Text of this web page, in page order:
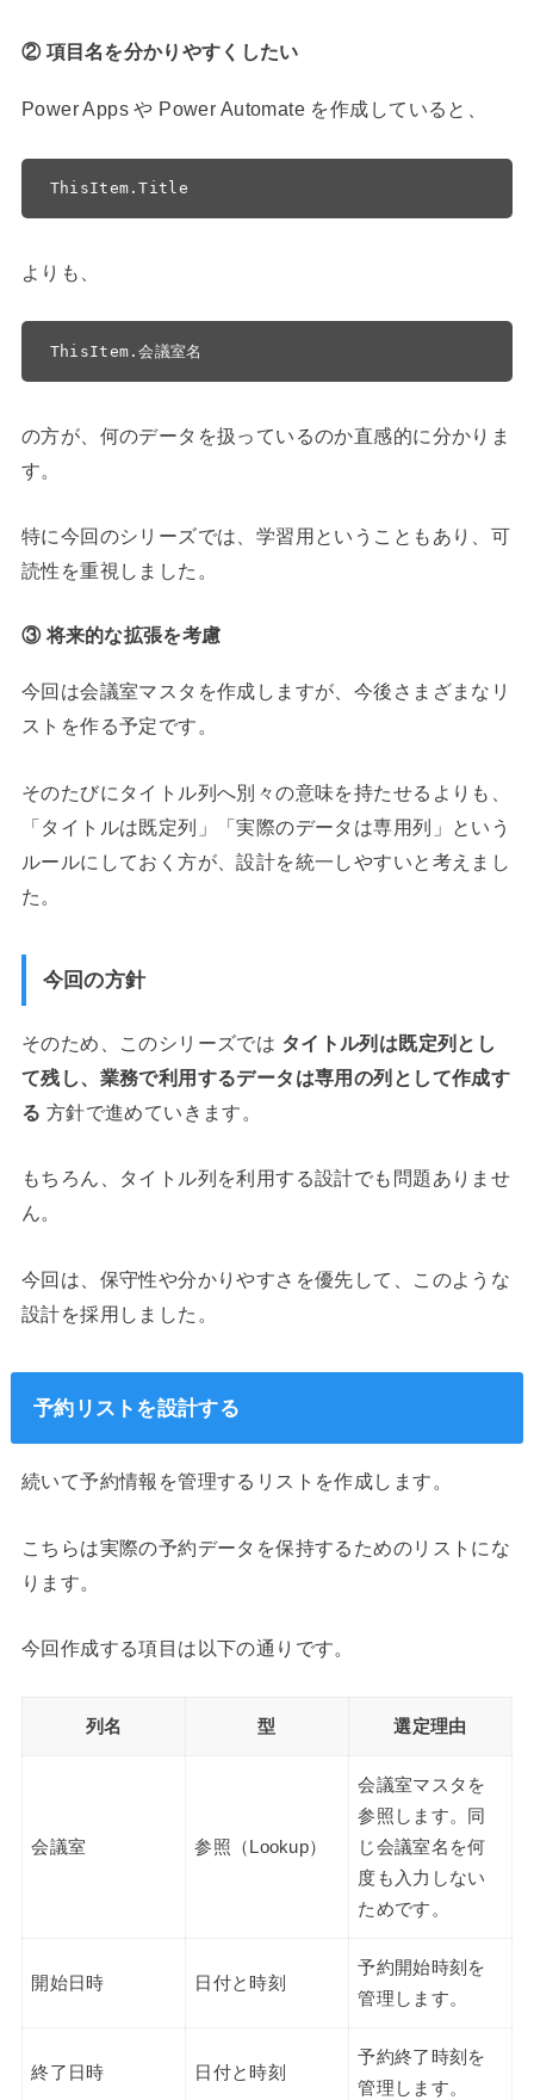
② 項目名を分かりやすくしたい
Power Apps や Power Automate を作成していると、
ThisItem.Title
よりも、
ThisItem.会議室名
の方が、何のデータを扱っているのか直感的に分かりま
す。
特に今回のシリーズでは、学習用ということもあり、可
読性を重視しました。
③ 将来的な拡張を考慮
今回は会議室マスタを作成しますが、今後さまざまなリ
ストを作る予定です。
そのたびにタイトル列へ別々の意味を持たせるよりも、
「タイトルは既定列」「実際のデータは専用列」という
ルールにしておく方が、設計を統一しやすいと考えまし
た。
今回の方針
そのため、このシリーズでは タイトル列は既定列とし
て残し、業務で利用するデータは専用の列として作成す
る 方針で進めていきます。
もちろん、タイトル列を利用する設計でも問題ありませ
ん。
今回は、保守性や分かりやすさを優先して、このような
設計を採用しました。
予約リストを設計する
続いて予約情報を管理するリストを作成します。
こちらは実際の予約データを保持するためのリストにな
ります。
今回作成する項目は以下の通りです。
列名 型 選定理由
会議室 参照（Lookup）
会議室マスタを
参照します。同
じ会議室名を何
度も入力しない
ためです。
開始日時 日付と時刻
予約開始時刻を
管理します。
終了日時 日付と時刻
予約終了時刻を
管理します。